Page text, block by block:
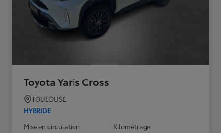
Toyota Yaris Cross
TOULOUSE
HYBRIDE
Mise en circulation
Kilométrage